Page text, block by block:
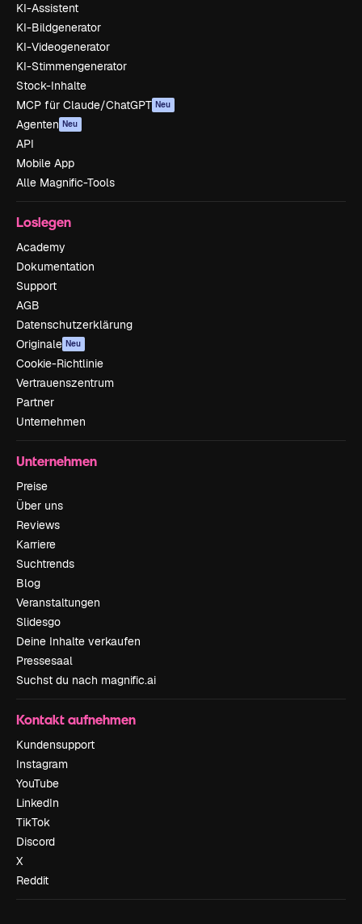
KI-Assistent
KI-Bildgenerator
KI-Videogenerator
KI-Stimmengenerator
Stock-Inhalte
MCP für Claude/ChatGPT Neu
Agenten Neu
API
Mobile App
Alle Magnific-Tools
Loslegen
Academy
Dokumentation
Support
AGB
Datenschutzerklärung
Originale Neu
Cookie-Richtlinie
Vertrauenszentrum
Partner
Unternehmen
Unternehmen
Preise
Über uns
Reviews
Karriere
Suchtrends
Blog
Veranstaltungen
Slidesgo
Deine Inhalte verkaufen
Pressesaal
Suchst du nach magnific.ai
Kontakt aufnehmen
Kundensupport
Instagram
YouTube
LinkedIn
TikTok
Discord
X
Reddit